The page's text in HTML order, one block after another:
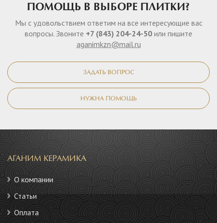
ПОМОЩЬ В ВЫБОРЕ ПЛИТКИ?
Мы с удовольствием ответим на все интересующие вас
вопросы. Звоните +7 (843) 204-24-50 или пишите
aganimkzn@mail.ru
ЗАДАТЬ ВОПРОС
НУЖНА ПОМОЩЬ
АГАНИМ КЕРАМИКА
О компании
Статьи
Оплата